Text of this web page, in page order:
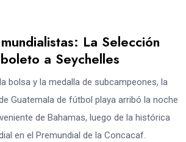
La Selección
a Seychelles
bolsa y la medalla de subcampeones, la
Guatemala de fútbol playa arribó la noche
de Bahamas, luego de la histórica
en el Premundial de la Concacaf.